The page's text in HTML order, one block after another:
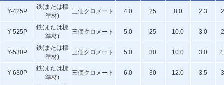
Y-425P
鉄(または標
準材)
三価クロメート 4.0 25 8.0 2.3
Y-525P
鉄(または標
準材)
三価クロメート 5.0 25 10.0 3.0
Y-530P
鉄(または標
準材)
三価クロメート 5.0 30 10.0 3.0
Y-630P
鉄(または標
準材)
三価クロメート 6.0 30 12.0 3.5